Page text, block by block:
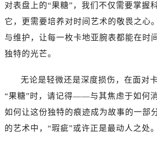
对表盘上的“果糖”，我们不仅需要掌握
它，更需要培养对时间艺术的敬畏之心
与维护，让每一枚卡地亚腕表都能在时
独特的光芒。
无论是轻微还是深度损伤，在面对
“果糖”时，请记得——与其焦虑于如何
如何让这份独特的痕迹成为故事的一部
的艺术中，“瑕疵”或许正是最动人之处。